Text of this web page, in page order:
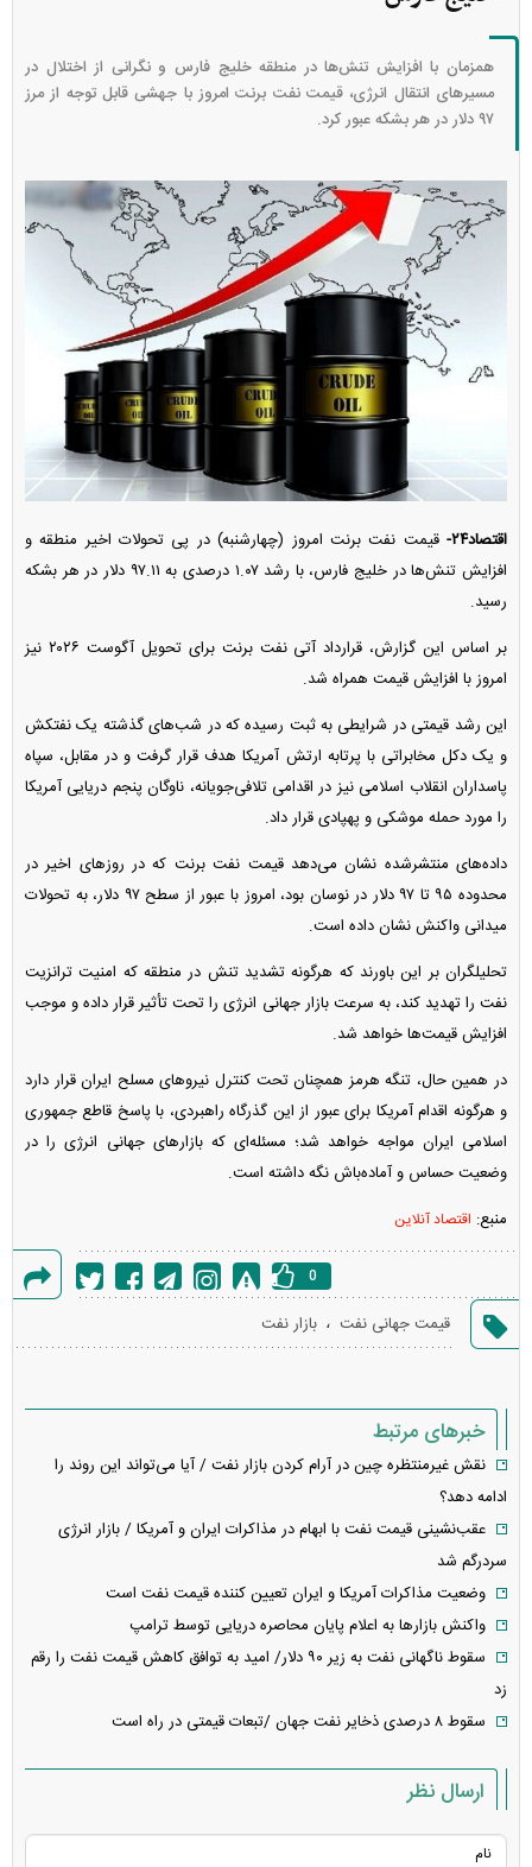
همزمان با افزایش تنش‌ها در منطقه خلیج فارس و نگرانی از اختلال در
مسیرهای انتقال انرژی، قیمت نفت برنت امروز با جهشی قابل توجه از مرز
۹۷ دلار در هر بشکه عبور کرد.
اقتصاد۲۴-
قیمت نفت برنت امروز (چهارشنبه) در پی تحولات اخیر منطقه و
افزایش تنش‌ها در خلیج فارس، با رشد ۱.۰۷ درصدی به ۹۷.۱۱ دلار در هر بشکه
رسید.
بر اساس این گزارش، قرارداد آتی نفت برنت برای تحویل آگوست ۲۰۲۶ نیز
امروز با افزایش قیمت همراه شد.
این رشد قیمتی در شرایطی به ثبت رسیده که در شب‌های گذشته یک نفتکش
و یک دکل مخابراتی با پرتابه ارتش آمریکا هدف قرار گرفت و در مقابل، سپاه
پاسداران انقلاب اسلامی نیز در اقدامی تلافی‌جویانه، ناوگان پنجم دریایی آمریکا
را مورد حمله موشکی و پهپادی قرار داد.
داده‌های منتشرشده نشان می‌دهد قیمت نفت برنت که در روز‌های اخیر در
محدوده ۹۵ تا ۹۷ دلار در نوسان بود، امروز با عبور از سطح ۹۷ دلار، به تحولات
میدانی واکنش نشان داده است.
تحلیلگران بر این باورند که هرگونه تشدید تنش در منطقه که امنیت ترانزیت
نفت را تهدید کند، به سرعت بازار جهانی انرژی را تحت تأثیر قرار داده و موجب
افزایش قیمت‌ها خواهد شد.
در همین حال، تنگه هرمز همچنان تحت کنترل نیرو‌های مسلح ایران قرار دارد
و هرگونه اقدام آمریکا برای عبور از این گذرگاه راهبردی، با پاسخ قاطع جمهوری
اسلامی ایران مواجه خواهد شد؛ مسئله‌ای که بازار‌های جهانی انرژی را در
وضعیت حساس و آماده‌باش نگه داشته است.
منبع: اقتصاد آنلاین
خطا
0
قیمت جهانی نفت ، بازار نفت
خبرهای مرتبط
نقش غیرمنتظره چین در آرام کردن بازار نفت / آیا می‌تواند این روند را
ادامه دهد؟
عقب‌نشینی قیمت نفت با ابهام در مذاکرات ایران و آمریکا / بازار انرژی
سردرگم شد
وضعیت مذاکرات آمریکا و ایران تعیین کننده قیمت نفت است
واکنش بازارها به اعلام پایان محاصره دریایی توسط ترامپ
سقوط ناگهانی نفت به زیر ۹۰ دلار/ امید به توافق کاهش قیمت نفت را رقم
زد
سقوط ۸ درصدی ذخایر نفت جهان /تبعات قیمتی در راه است
ارسال نظر